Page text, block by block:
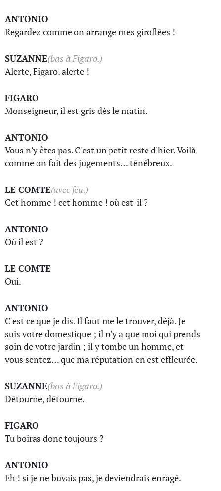
ANTONIO
Regardez comme on arrange mes giroflées !
SUZANNE(bas à Figaro.)
Alerte, Figaro. alerte !
FIGARO
Monseigneur, il est gris dès le matin.
ANTONIO
Vous n'y êtes pas. C'est un petit reste d'hier. Voilà
comme on fait des jugements… ténébreux.
LE COMTE(avec feu.)
Cet homme ! cet homme ! où est-il ?
ANTONIO
Où il est ?
LE COMTE
Oui.
ANTONIO
C'est ce que je dis. Il faut me le trouver, déjà. Je
suis votre domestique ; il n'y a que moi qui prends
soin de votre jardin ; il y tombe un homme, et
vous sentez… que ma réputation en est effleurée.
SUZANNE(bas à Figaro.)
Détourne, détourne.
FIGARO
Tu boiras donc toujours ?
ANTONIO
Eh ! si je ne buvais pas, je deviendrais enragé.